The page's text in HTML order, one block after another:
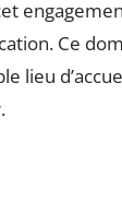
Ce
lieu